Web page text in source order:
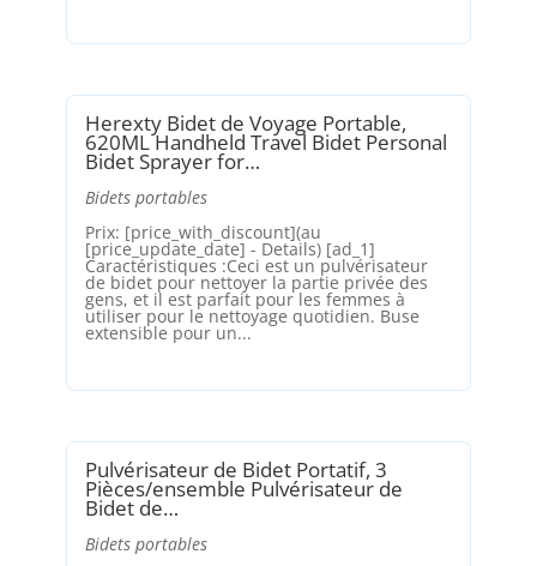
Herexty Bidet de Voyage Portable,
620ML Handheld Travel Bidet Personal
Bidet Sprayer for…
Bidets portables
Prix: [price_with_discount](au
[price_update_date] - Details) [ad_1]
Caractéristiques :Ceci est un pulvérisateur
de bidet pour nettoyer la partie privée des
gens, et il est parfait pour les femmes à
utiliser pour le nettoyage quotidien. Buse
extensible pour un...
Pulvérisateur de Bidet Portatif, 3
Pièces/ensemble Pulvérisateur de
Bidet de…
Bidets portables